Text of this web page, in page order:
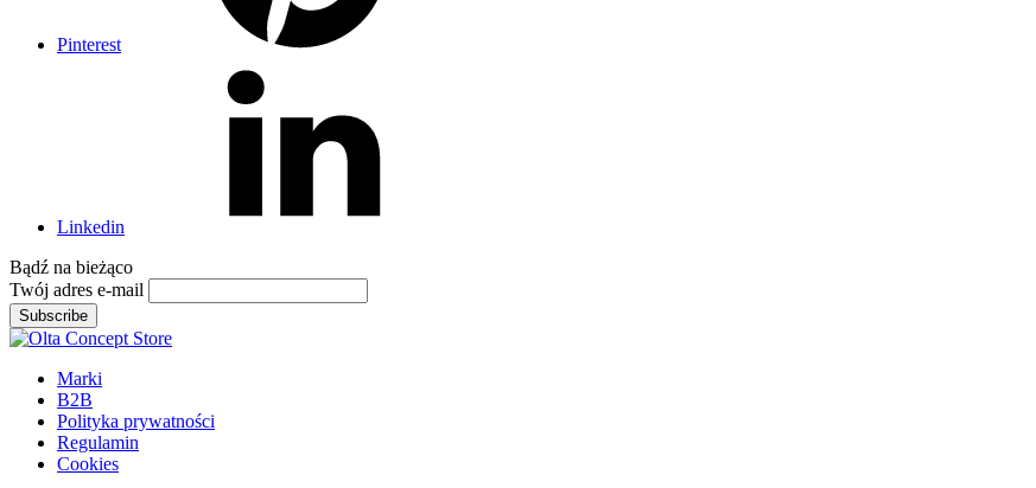
Pinterest
Linkedin
Bądź na bieżąco
Twój adres e-mail
Subscribe
Marki
B2B
Polityka prywatności
Regulamin
Cookies